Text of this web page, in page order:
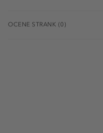
OCENE STRANK (0)